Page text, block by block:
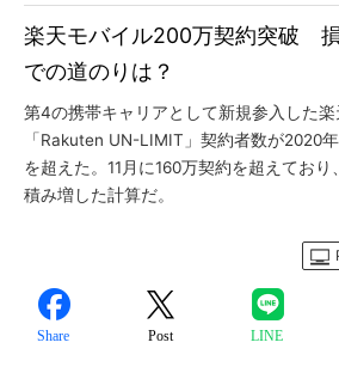
楽天モバイル200万契約突破
での道のりは？
第4の携帯キャリアとして新規参入した
「Rakuten UN-LIMIT」契約者数が2020
を超えた。11月に160万契約を超えてお
積み増した計算だ。
Share Post LINE